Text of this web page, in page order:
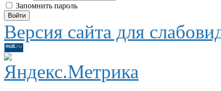
Запомнить пароль
Версия сайта для